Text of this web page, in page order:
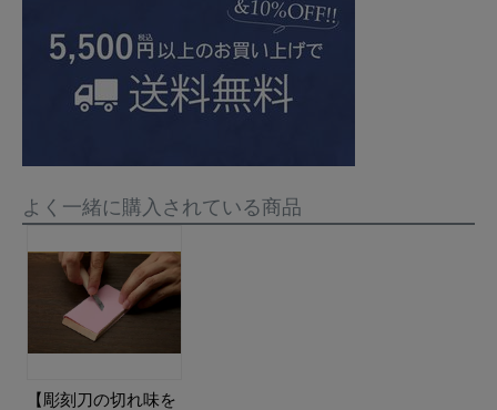
よく一緒に購入されている商品
【彫刻刀の切れ味を